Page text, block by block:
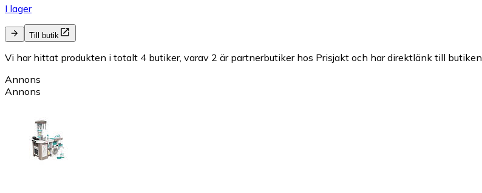
I lager
Till butik
Vi har hittat produkten i totalt 4 butiker, varav 2 är partnerbutiker hos Prisjakt och har direktlänk till butiken.
Annons
Annons